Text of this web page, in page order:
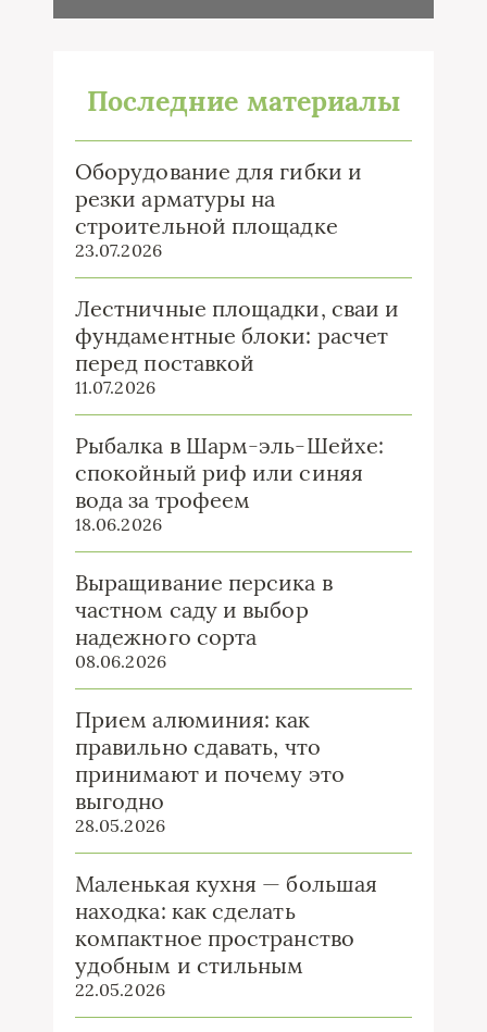
Последние материалы
Оборудование для гибки и
резки арматуры на
строительной площадке
23.07.2026
Лестничные площадки, сваи и
фундаментные блоки: расчет
перед поставкой
11.07.2026
Рыбалка в Шарм-эль-Шейхе:
спокойный риф или синяя
вода за трофеем
18.06.2026
Выращивание персика в
частном саду и выбор
надежного сорта
08.06.2026
Прием алюминия: как
правильно сдавать, что
принимают и почему это
выгодно
28.05.2026
Маленькая кухня — большая
находка: как сделать
компактное пространство
удобным и стильным
22.05.2026